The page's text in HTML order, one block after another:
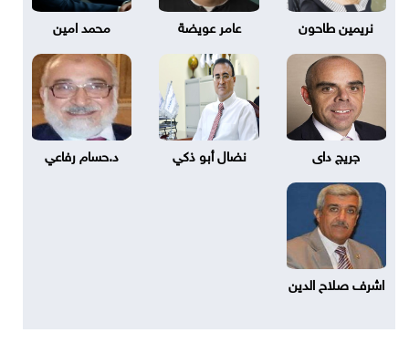
نريمين طاحون عامر عويضة محمد امين
جريج داى نضال أبو ذكي د.حسام رفاعي
اشرف صلاح الدين